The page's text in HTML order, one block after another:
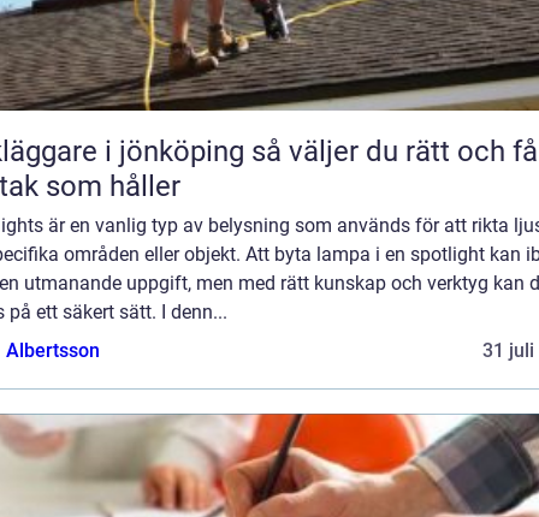
i jönköping så väljer du rätt och får
som håller
är en vanlig typ av belysning som används för att rikta
områden eller objekt. Att byta lampa i en spotlight kan
utmanande uppgift, men med rätt kunskap och verktyg kan
på ett säkert sätt. I denn...
Albertsson
31 juli